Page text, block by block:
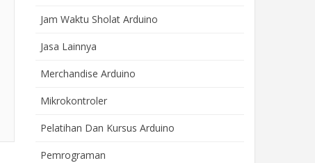
Jam Waktu Sholat Arduino
Jasa Lainnya
Merchandise Arduino
Mikrokontroler
Pelatihan Dan Kursus Arduino
Pemrograman